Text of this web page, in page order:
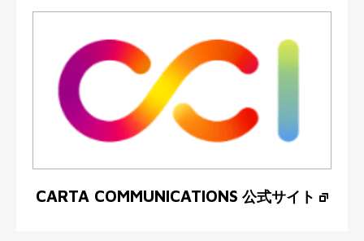
CARTA COMMUNICATIONS 公式サイト